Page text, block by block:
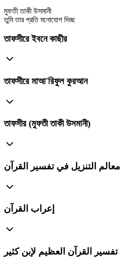
মুফতী তাকী উসমানী
তুমি তার প্রতি মনোযোগ দিচ্ছ
তাফসীরে ইবনে কাছীর
তাফসীরে মাআ'রিফুল কুরআন
তাফসীর (মুফতী তাকী উসমানী)
معالم التنزيل في تفسير القرآن
إعراب القرآن
تفسير القرآن العظيم لإبن كثير